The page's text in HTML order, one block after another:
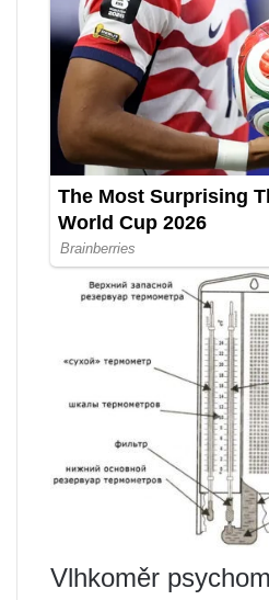
Vlhkoměr